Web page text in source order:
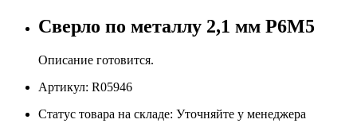
Сверло по металлу 2,1 мм Р6М5
Описание готовится.
Артикул: R05946
Статус товара на складе: Уточняйте у менеджера